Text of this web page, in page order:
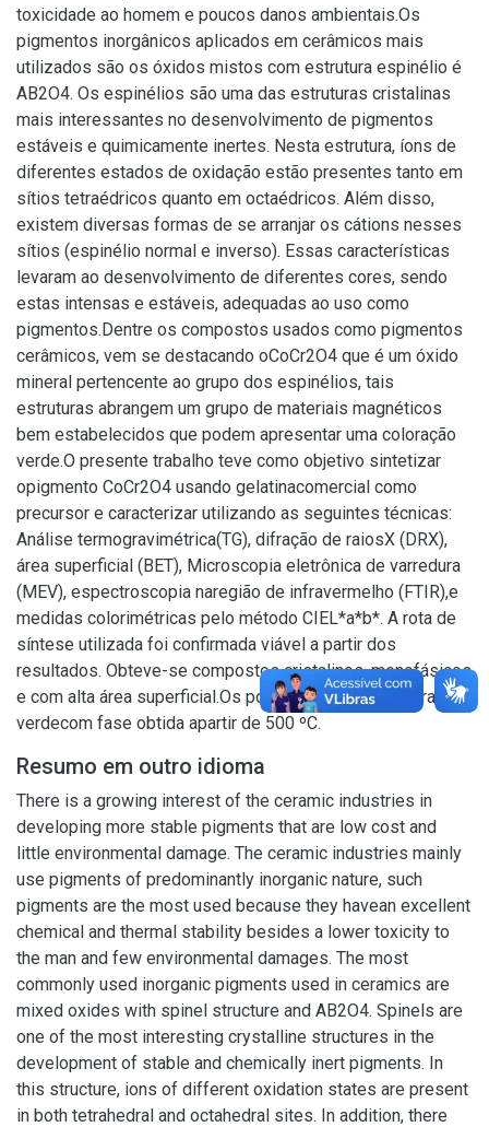
toxicidade ao homem e poucos danos ambientais.Os
pigmentos inorgânicos aplicados em cerâmicos mais
utilizados são os óxidos mistos com estrutura espinélio é
AB2O4. Os espinélios são uma das estruturas cristalinas
mais interessantes no desenvolvimento de pigmentos
estáveis e quimicamente inertes. Nesta estrutura, íons de
diferentes estados de oxidação estão presentes tanto em
sítios tetraédricos quanto em octaédricos. Além disso,
existem diversas formas de se arranjar os cátions nesses
sítios (espinélio normal e inverso). Essas características
levaram ao desenvolvimento de diferentes cores, sendo
estas intensas e estáveis, adequadas ao uso como
pigmentos.Dentre os compostos usados como pigmentos
cerâmicos, vem se destacando oCoCr2O4 que é um óxido
mineral pertencente ao grupo dos espinélios, tais
estruturas abrangem um grupo de materiais magnéticos
bem estabelecidos que podem apresentar uma coloração
verde.O presente trabalho teve como objetivo sintetizar
opigmento CoCr2O4 usando gelatinacomercial como
precursor e caracterizar utilizando as seguintes técnicas:
Análise termogravimétrica(TG), difração de raiosX (DRX),
área superficial (BET), Microscopia eletrônica de varredura
(MEV), espectroscopia naregião de infravermelho (FTIR),e
medidas colorimétricas pelo método CIEL*a*b*. A rota de
síntese utilizada foi confirmada viável a partir dos
resultados. Obteve-se compostos cristalinos, monofásicos
e com alta área superficial.Os pós apresentaram coloração
verdecom fase obtida apartir de 500 ºC.
Resumo em outro idioma
There is a growing interest of the ceramic industries in
developing more stable pigments that are low cost and
little environmental damage. The ceramic industries mainly
use pigments of predominantly inorganic nature, such
pigments are the most used because they havean excellent
chemical and thermal stability besides a lower toxicity to
the man and few environmental damages. The most
commonly used inorganic pigments used in ceramics are
mixed oxides with spinel structure and AB2O4. Spinels are
one of the most interesting crystalline structures in the
development of stable and chemically inert pigments. In
this structure, ions of different oxidation states are present
in both tetrahedral and octahedral sites. In addition, there